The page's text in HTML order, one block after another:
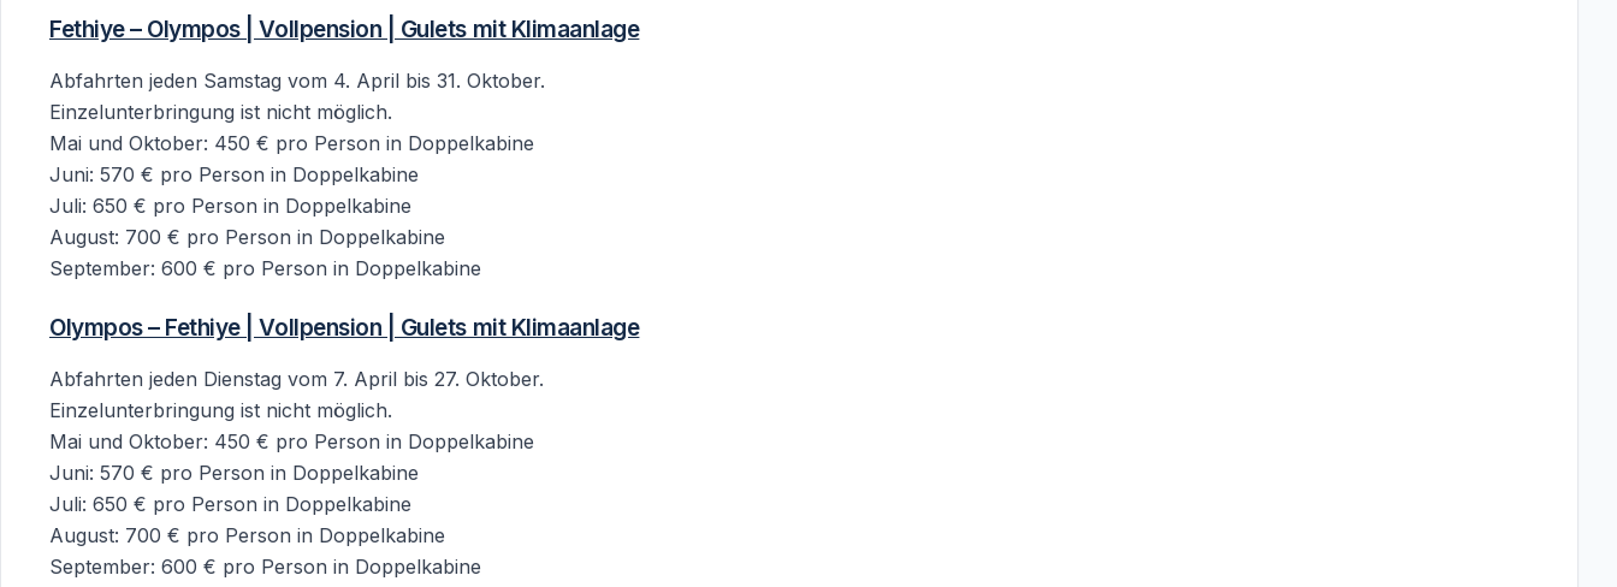
Fethiye – Olympos | Vollpension | Gulets mit Klimaanlage
Abfahrten jeden Samstag vom 4. April bis 31. Oktober.
Einzelunterbringung ist nicht möglich.
Mai und Oktober: 450 € pro Person in Doppelkabine
Juni: 570 € pro Person in Doppelkabine
Juli: 650 € pro Person in Doppelkabine
August: 700 € pro Person in Doppelkabine
September: 600 € pro Person in Doppelkabine
Olympos – Fethiye | Vollpension | Gulets mit Klimaanlage
Abfahrten jeden Dienstag vom 7. April bis 27. Oktober.
Einzelunterbringung ist nicht möglich.
Mai und Oktober: 450 € pro Person in Doppelkabine
Juni: 570 € pro Person in Doppelkabine
Juli: 650 € pro Person in Doppelkabine
August: 700 € pro Person in Doppelkabine
September: 600 € pro Person in Doppelkabine